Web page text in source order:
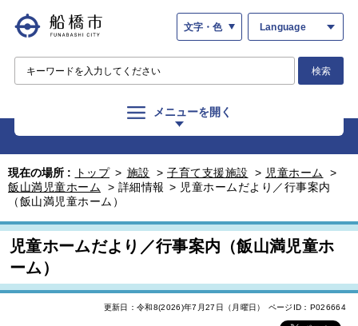
文字・色 Language
検索
メニューを開く
現在の場所 : トップ > 施設 > 子育て支援施設 > 児童ホーム
>
飯山満児童ホーム
> 詳細情報 > 児童ホームだより／行事案内
（飯山満児童ホーム）
児童ホームだより／行事案内（飯山満児童ホ
ーム）
更新日：令和8(2026)年7月27日（月曜日） ページID：P026664